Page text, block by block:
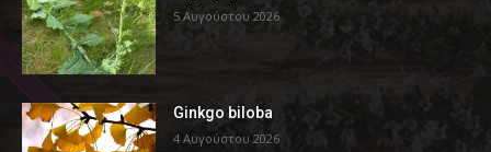
5 Αυγούστου 2026
Ginkgo biloba
4 Αυγούστου 2026